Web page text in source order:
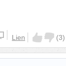
Lien (3)